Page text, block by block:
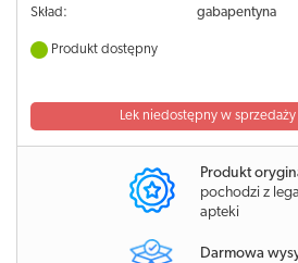
Skład:
gabapentyna
Produkt dostępny
Lek niedostępny w sprzedaży
Produkt
pochodzi z
apteki
Darmowa